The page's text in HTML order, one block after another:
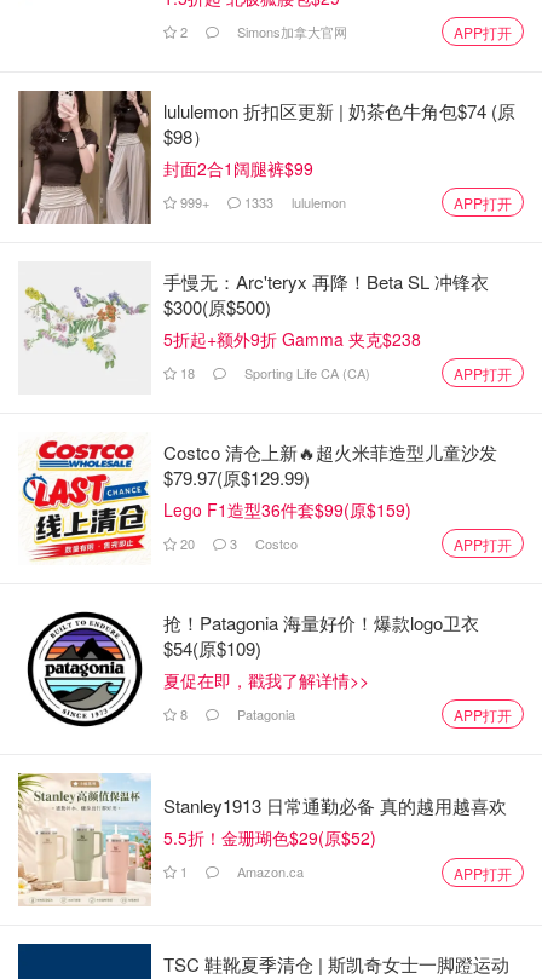
该租户没有回应CBC的采访或评论请求。然而，在驱逐文
"他认为N12意味着他不再需要支付"。
该租户表示，他的妻子是残疾人，靠ODSP生活，如果被驱
逐，她会有医疗困难，因为她的医疗专家 "都在出租房附
近"。他说，如果被驱逐，他们家将无家可归，他要求
Ranger说，这位租户把她的地方弄得破破烂烂，浴缸里堆
满了花生酱罐子，垃圾散落在她家和草坪上。
"我的房子实际上是被扣押的，"Ranger说。"我保证，我永
远不会再租了。"
（SOLO）主席Boubacar Bah说。
该协会是一个为工人阶级的房东提供资源和倡导的非营利组
织。
者。他说，这对他们的心理健康造成了 "巨大的损失"。
2 Simons加拿大官网 APP打开
lululemon 折扣区更新 | 奶茶色牛角包$74 (原
$98）
封面2合1阔腿裤$99
999+ 1333 lululemon APP打开
手慢无：Arc'teryx 再降！Beta SL 冲锋衣
$300(原$500)
5折起+额外9折 Gamma 夹克$238
18 Sporting Life CA (CA) APP打开
Costco 清仓上新🔥超火米菲造型儿童沙发
$79.97(原$129.99)
Lego F1造型36件套$99(原$159)
20 3 Costco APP打开
抢！Patagonia 海量好价！爆款logo卫衣
$54(原$109)
夏促在即，戳我了解详情>>
8 Patagonia APP打开
Stanley1913 日常通勤必备 真的越用越喜欢
5.5折！金珊瑚色$29(原$52)
1 Amazon.ca APP打开
TSC 鞋靴夏季清仓 | 斯凯奇女士一脚蹬运动